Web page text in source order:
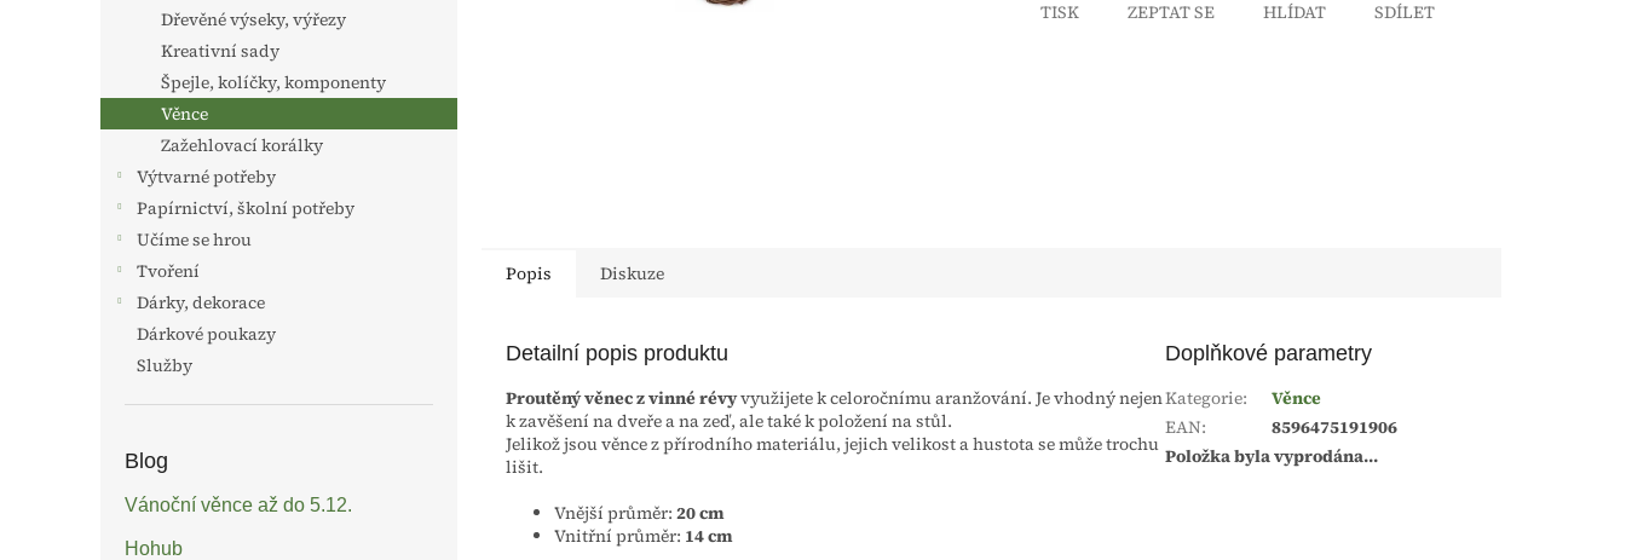
Dřevěné výseky, výřezy
Kreativní sady
Špejle, kolíčky, komponenty
Věnce
Zažehlovací korálky
Výtvarné potřeby
Papírnictví, školní potřeby
Učíme se hrou
Tvoření
Dárky, dekorace
Dárkové poukazy
Služby
Blog
Vánoční věnce až do 5.12.
Hohub
TISK ZEPTAT SE HLÍDAT SDÍLET
Popis Diskuze
Detailní popis produktu
Proutěný věnec z vinné révyvyužijete k celoročnímu aranžování. Je vhodný nejen
k zavěšení na dveře a na zeď, ale také k položení na stůl.
Jelikož jsou věnce z přírodního materiálu, jejich velikost a hustota se může trochu
lišit.
Vnější průměr: 20 cm
Vnitřní průměr: 14 cm
Doplňkové parametry
Kategorie:
Věnce
EAN:
8596475191906
Položka byla vyprodána…